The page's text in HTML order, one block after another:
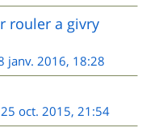
rouler a givry
janv. 2016, 18:28
25 oct. 2015, 21:54